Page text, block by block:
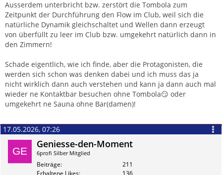
Ausserdem unterbricht bzw. zerstört die Tombola zum
Zeitpunkt der Durchführung den Flow im Club, weil sich die
natürliche Dynamik gleichschaltet und Wellen dann erzeugt
von überfüllt zu leer im Club bzw. umgekehrt natürlich dann in
den Zimmern!
Schade eigentlich, wie ich finde, aber die Protagonisten, die
werden sich schon was denken dabei und ich muss das ja
nicht wirklich dann auch verstehen und kann ja dann auch mal
wieder ne Kontaktbar besuchen ohne Tombola😏 oder
umgekehrt ne Sauna ohne Bar(damen)!
17.05.2026, 07:26
Geniesse-den-Moment
6profi Silber Mitglied
Beiträge
211
Erhaltene Likes
136